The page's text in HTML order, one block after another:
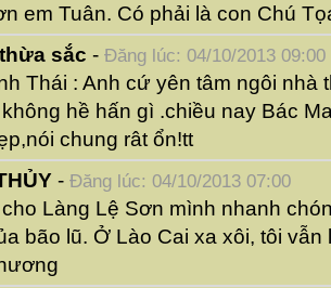
em Tuân. Có phải là con Chú
sắc - Đăng lúc: 04/10/2013 09:00
Thái : Anh cứ yên tâm ngôi nhà
hề hấn gì .chiều nay Bác
chung rât ổn!tt
- Đăng lúc: 04/10/2013 07:00
Làng Lệ Sơn mình nhanh
bão lũ. Ở Lào Cai xa xôi, tôi